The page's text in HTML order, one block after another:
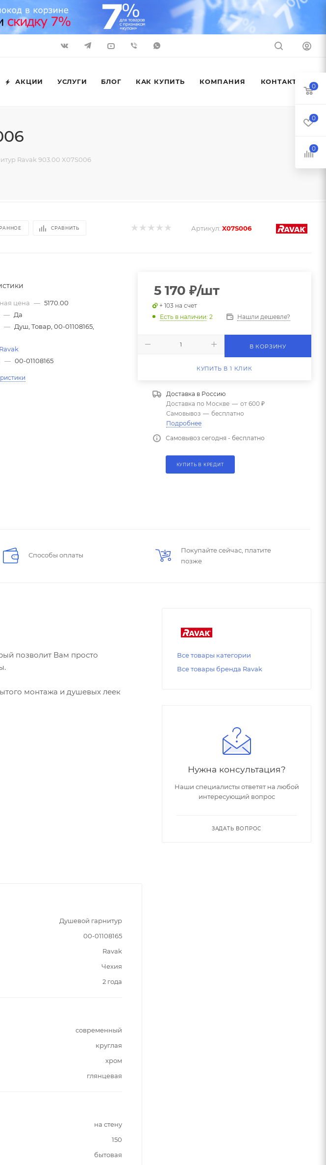
АКЦИИ УСЛУГИ БЛОГ КАК КУПИТЬ КОМПАНИЯ КОНТАКТЫ
Ravak 903.00 X07S006
СРАВНИТЬ Артикул: X07S006
цена — 5170.00
— Да
— Душ, Товар, 00-01108165,
Ravak
— 00-01108165
5 170 ₽/шт
+ 103 на счет
Есть в наличии: 2 Нашли дешевле?
В КОРЗИНУ
КУПИТЬ В 1 КЛИК
Доставка в Россию
Доставка по Москве — от 600 ₽
Самовывоз — бесплатно
Подробнее
Самовывоз сегодня - бесплатно
КУПИТЬ В КРЕДИТ
Способы оплаты
Покупайте сейчас, платите
позже
позволит Вам просто
монтажа и душевых леек
Душевой гарнитур
00-01108165
Ravak
Чехия
2 года
современный
круглая
хром
глянцевая
на стену
150
бытовая
Все товары категории
Все товары бренда Ravak
Нужна консультация?
Наши специалисты ответят на любой
интересующий вопрос
ЗАДАТЬ ВОПРОС
0
0
0